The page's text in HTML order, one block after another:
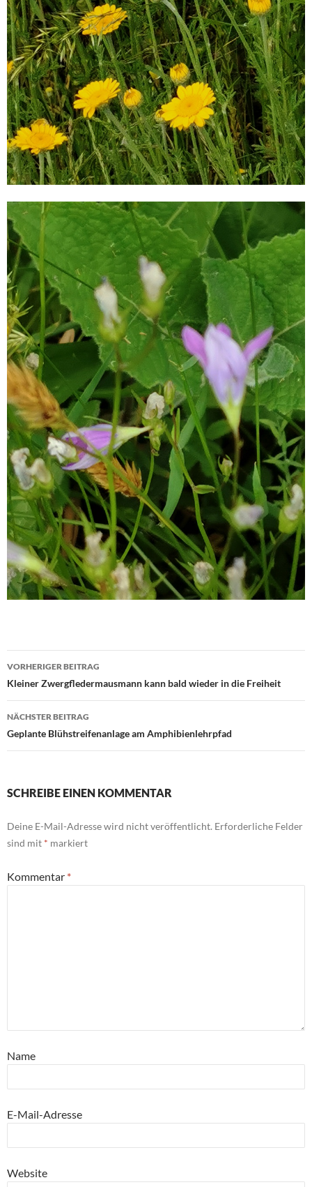
Beitrags-
Navigation
VORHERIGER BEITRAG
Kleiner Zwergfledermausmann kann bald wieder in die Freiheit
NÄCHSTER BEITRAG
Geplante Blühstreifenanlage am Amphibienlehrpfad
SCHREIBE EINEN KOMMENTAR
Deine E-Mail-Adresse wird nicht veröffentlicht. Erforderliche Felder
sind mit * markiert
Kommentar *
Name
E-Mail-Adresse
Website